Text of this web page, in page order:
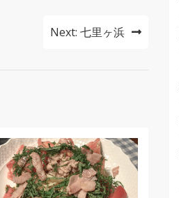
Next: 七里ヶ浜